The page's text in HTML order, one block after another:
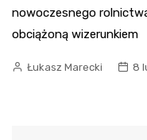
nowoczesnego
obciążoną wizerunkiem
Łukasz Marecki 8